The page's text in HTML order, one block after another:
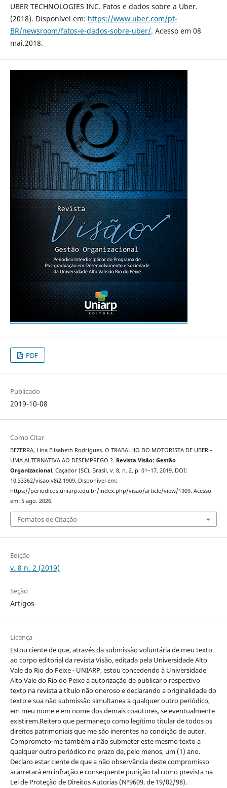
UBER TECHNOLOGIES INC. Fatos e dados sobre a Uber.
(2018). Disponível em: https://www.uber.com/pt-
BR/newsroom/fatos-e-dados-sobre-uber/. Acesso em 08
mai.2018.
PDF
Publicado
2019-10-08
Como Citar
BEZERRA, Lina Elisabeth Rodrigues. O TRABALHO DO MOTORISTA DE UBER –
UMA ALTERNATIVA AO DESEMPREGO ?. Revista Visão: Gestão
Organizacional, Caçador (SC), Brasil, v. 8, n. 2, p. 01–17, 2019. DOI:
10.33362/visao.v8i2.1909. Disponível em:
https://periodicos.uniarp.edu.br/index.php/visao/article/view/1909. Acesso
em: 5 ago. 2026.
Fomatos de Citação
Edição
v. 8 n. 2 (2019)
Seção
Artigos
Licença
Estou ciente de que, através da submissão voluntária de meu texto
ao corpo editorial da revista Visão, editada pela Universidade Alto
Vale do Rio do Peixe - UNIARP, estou concedendo à Universidade
Alto Vale do Rio do Peixe a autorização de publicar o respectivo
texto na revista a título não oneroso e declarando a originalidade do
texto e sua não submissão simultanea a qualquer outro periódico,
em meu nome e em nome dos demais coautores, se eventualmente
existirem.Reitero que permaneço como legítimo titular de todos os
direitos patrimoniais que me são inerentes na condição de autor.
Comprometo-me também a não submeter este mesmo texto a
qualquer outro periódico no prazo de, pelo menos, um (1) ano.
Declaro estar ciente de que a não observância deste compromisso
acarretará em infração e conseqüente punição tal como prevista na
Lei de Proteção de Direitos Autorias (Nº9609, de 19/02/98).